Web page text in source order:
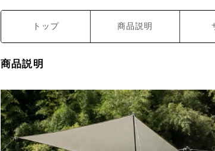
トップ 商品説明
商品説明